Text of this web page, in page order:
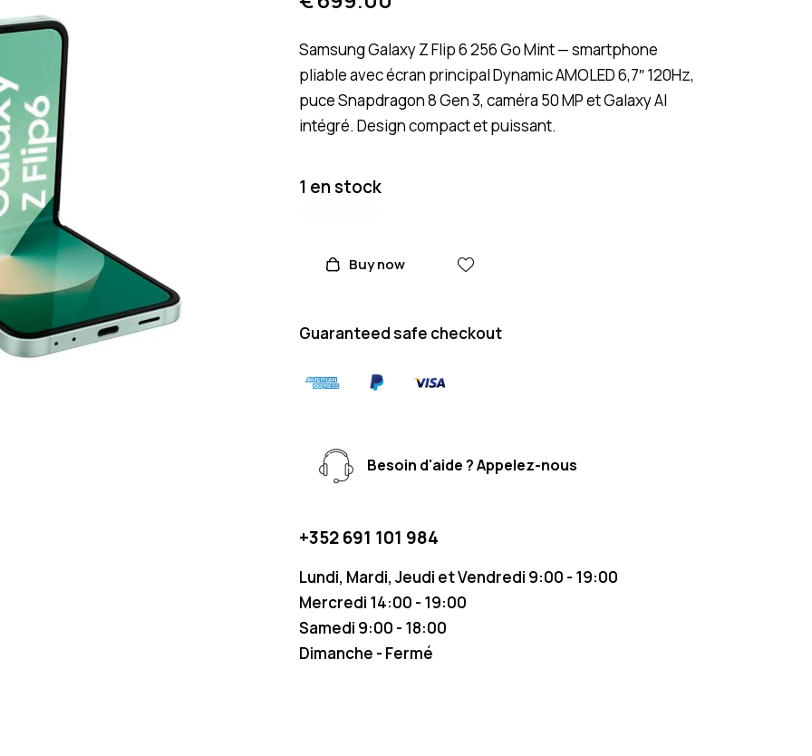
Samsung Galaxy Z Flip 6 256 Go Mint — smartphone
pliable avec écran principal Dynamic AMOLED 6,7″ 120Hz,
puce Snapdragon 8 Gen 3, caméra 50 MP et Galaxy AI
intégré. Design compact et puissant.
1 en stock
Buy now
Guaranteed safe checkout
Besoin d'aide ? Appelez-nous
+352 691 101 984
Lundi, Mardi, Jeudi et Vendredi 9:00 - 19:00
Mercredi 14:00 - 19:00
Samedi 9:00 - 18:00
Dimanche - Fermé